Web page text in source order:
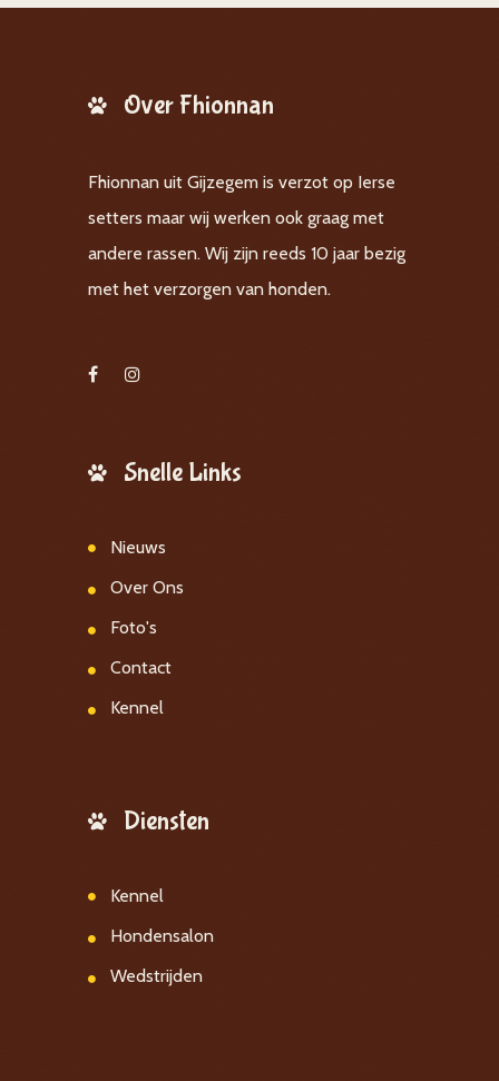
Over Fhionnan
Fhionnan uit Gijzegem is verzot op Ierse
setters maar wij werken ook graag met
andere rassen. Wij zijn reeds 10 jaar bezig
met het verzorgen van honden.
Snelle Links
Nieuws
Over Ons
Foto's
Contact
Kennel
Diensten
Kennel
Hondensalon
Wedstrijden